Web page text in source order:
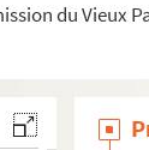
du Vieux